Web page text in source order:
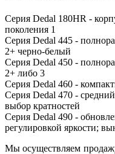
Серия Dedal 180HR -
поколения 1
Серия Dedal 445 -
2+ черно-белый
Серия Dedal 450 -
2+ либо 3
Серия Dedal 460 -
Серия Dedal 470 -
выбор кратностей
Серия Dedal 490 -
регулировкой яркости;
Мы осуществляем